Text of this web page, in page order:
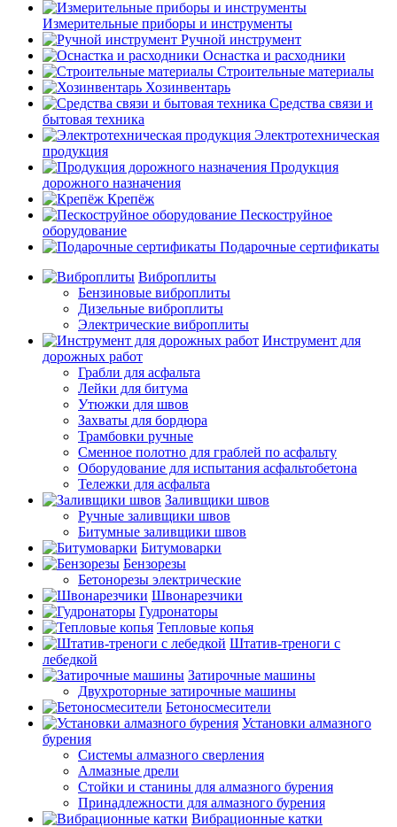
Измерительные приборы и инструменты
Ручной инструмент
Оснастка и расходники
Строительные материалы
Хозинвентарь
Средства связи и
бытовая техника
Электротехническая
продукция
Продукция
дорожного назначения
Крепёж
Пескоструйное
оборудование
Подарочные сертификаты
Виброплиты
Бензиновые виброплиты
Дизельные виброплиты
Электрические виброплиты
Инструмент для
дорожных работ
Грабли для асфальта
Лейки для битума
Утюжки для швов
Захваты для бордюра
Трамбовки ручные
Сменное полотно для граблей по асфальту
Оборудование для испытания асфальтобетона
Тележки для асфальта
Заливщики швов
Ручные заливщики швов
Битумные заливщики швов
Битумоварки
Бензорезы
Бетонорезы электрические
Швонарезчики
Гудронаторы
Тепловые копья
Штатив-треноги с
лебедкой
Затирочные машины
Двухроторные затирочные машины
Бетоносмесители
Установки алмазного
бурения
Системы алмазного сверления
Алмазные дрели
Стойки и станины для алмазного бурения
Принадлежности для алмазного бурения
Вибрационные катки